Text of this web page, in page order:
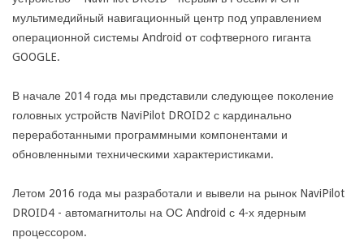
мультимедийный навигационный центр под управлением
операционной системы Android от софтверного гиганта
GOOGLE.
В начале 2014 года мы представили следующее поколение
головных устройств NaviPilot DROID2 с кардинально
переработанными программными компонентами и
обновленными техническими характеристиками.
Летом 2016 года мы разработали и вывели на рынок NaviPilot
DROID4 - автомагнитолы на ОС Android с 4-х ядерным
процессором.